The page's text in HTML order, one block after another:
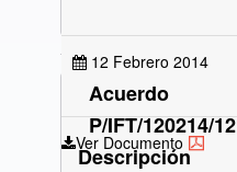
12 Febrero 2014
Ver Documento
Acuerdo
P/IFT/120214/12
Descripción